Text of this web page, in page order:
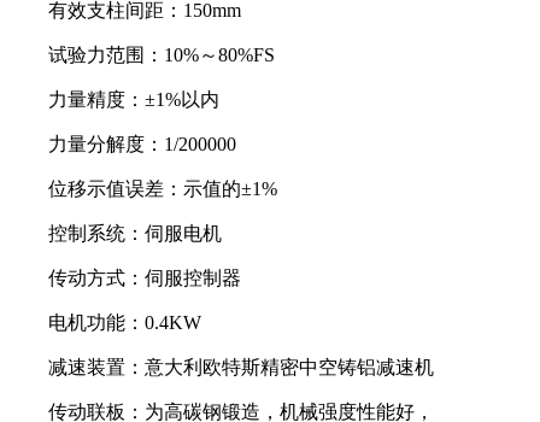
有效支柱间距： 150mm
试验力范围： 10%～80%FS
力量精度：±1%以内
力量分解度： 1/200000
位移示值误差：示值的±1%
控制系统：伺服电机
传动方式：伺服控制器
电机功能： 0.4KW
减速装置：意大利欧特斯精密中空铸铝减速机
传动联板：为高碳钢锻造，机械强度性能好，